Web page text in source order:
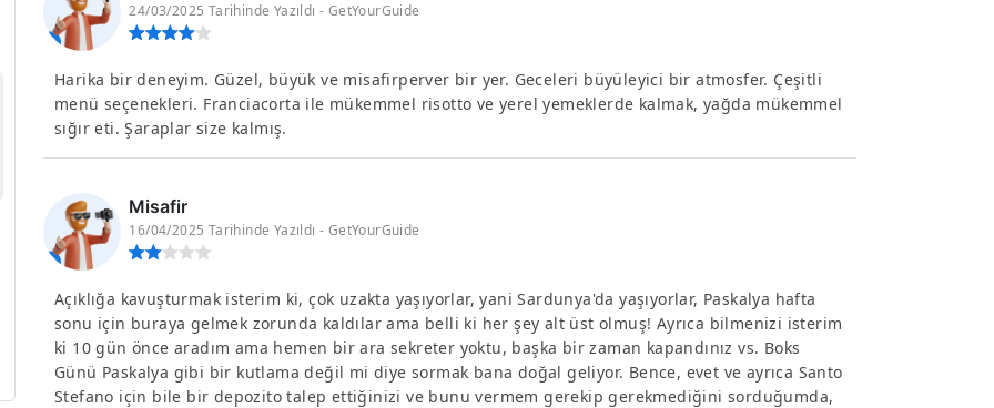
24/03/2025 Tarihinde Yazıldı - GetYourGuide
Harika bir deneyim. Güzel, büyük ve misafirperver bir yer. Geceleri büyüleyici bir atmosfer. Çeşitli
menü seçenekleri. Franciacorta ile mükemmel risotto ve yerel yemeklerde kalmak, yağda mükemmel
sığır eti. Şaraplar size kalmış.
Misafir
16/04/2025 Tarihinde Yazıldı - GetYourGuide
Açıklığa kavuşturmak isterim ki, çok uzakta yaşıyorlar, yani Sardunya'da yaşıyorlar, Paskalya hafta
sonu için buraya gelmek zorunda kaldılar ama belli ki her şey alt üst olmuş! Ayrıca bilmenizi isterim
ki 10 gün önce aradım ama hemen bir ara sekreter yoktu, başka bir zaman kapandınız vs. Boks
Günü Paskalya gibi bir kutlama değil mi diye sormak bana doğal geliyor. Bence, evet ve ayrıca Santo
Stefano için bile bir depozito talep ettiğinizi ve bunu vermem gerekip gerekmediğini sorduğumda,